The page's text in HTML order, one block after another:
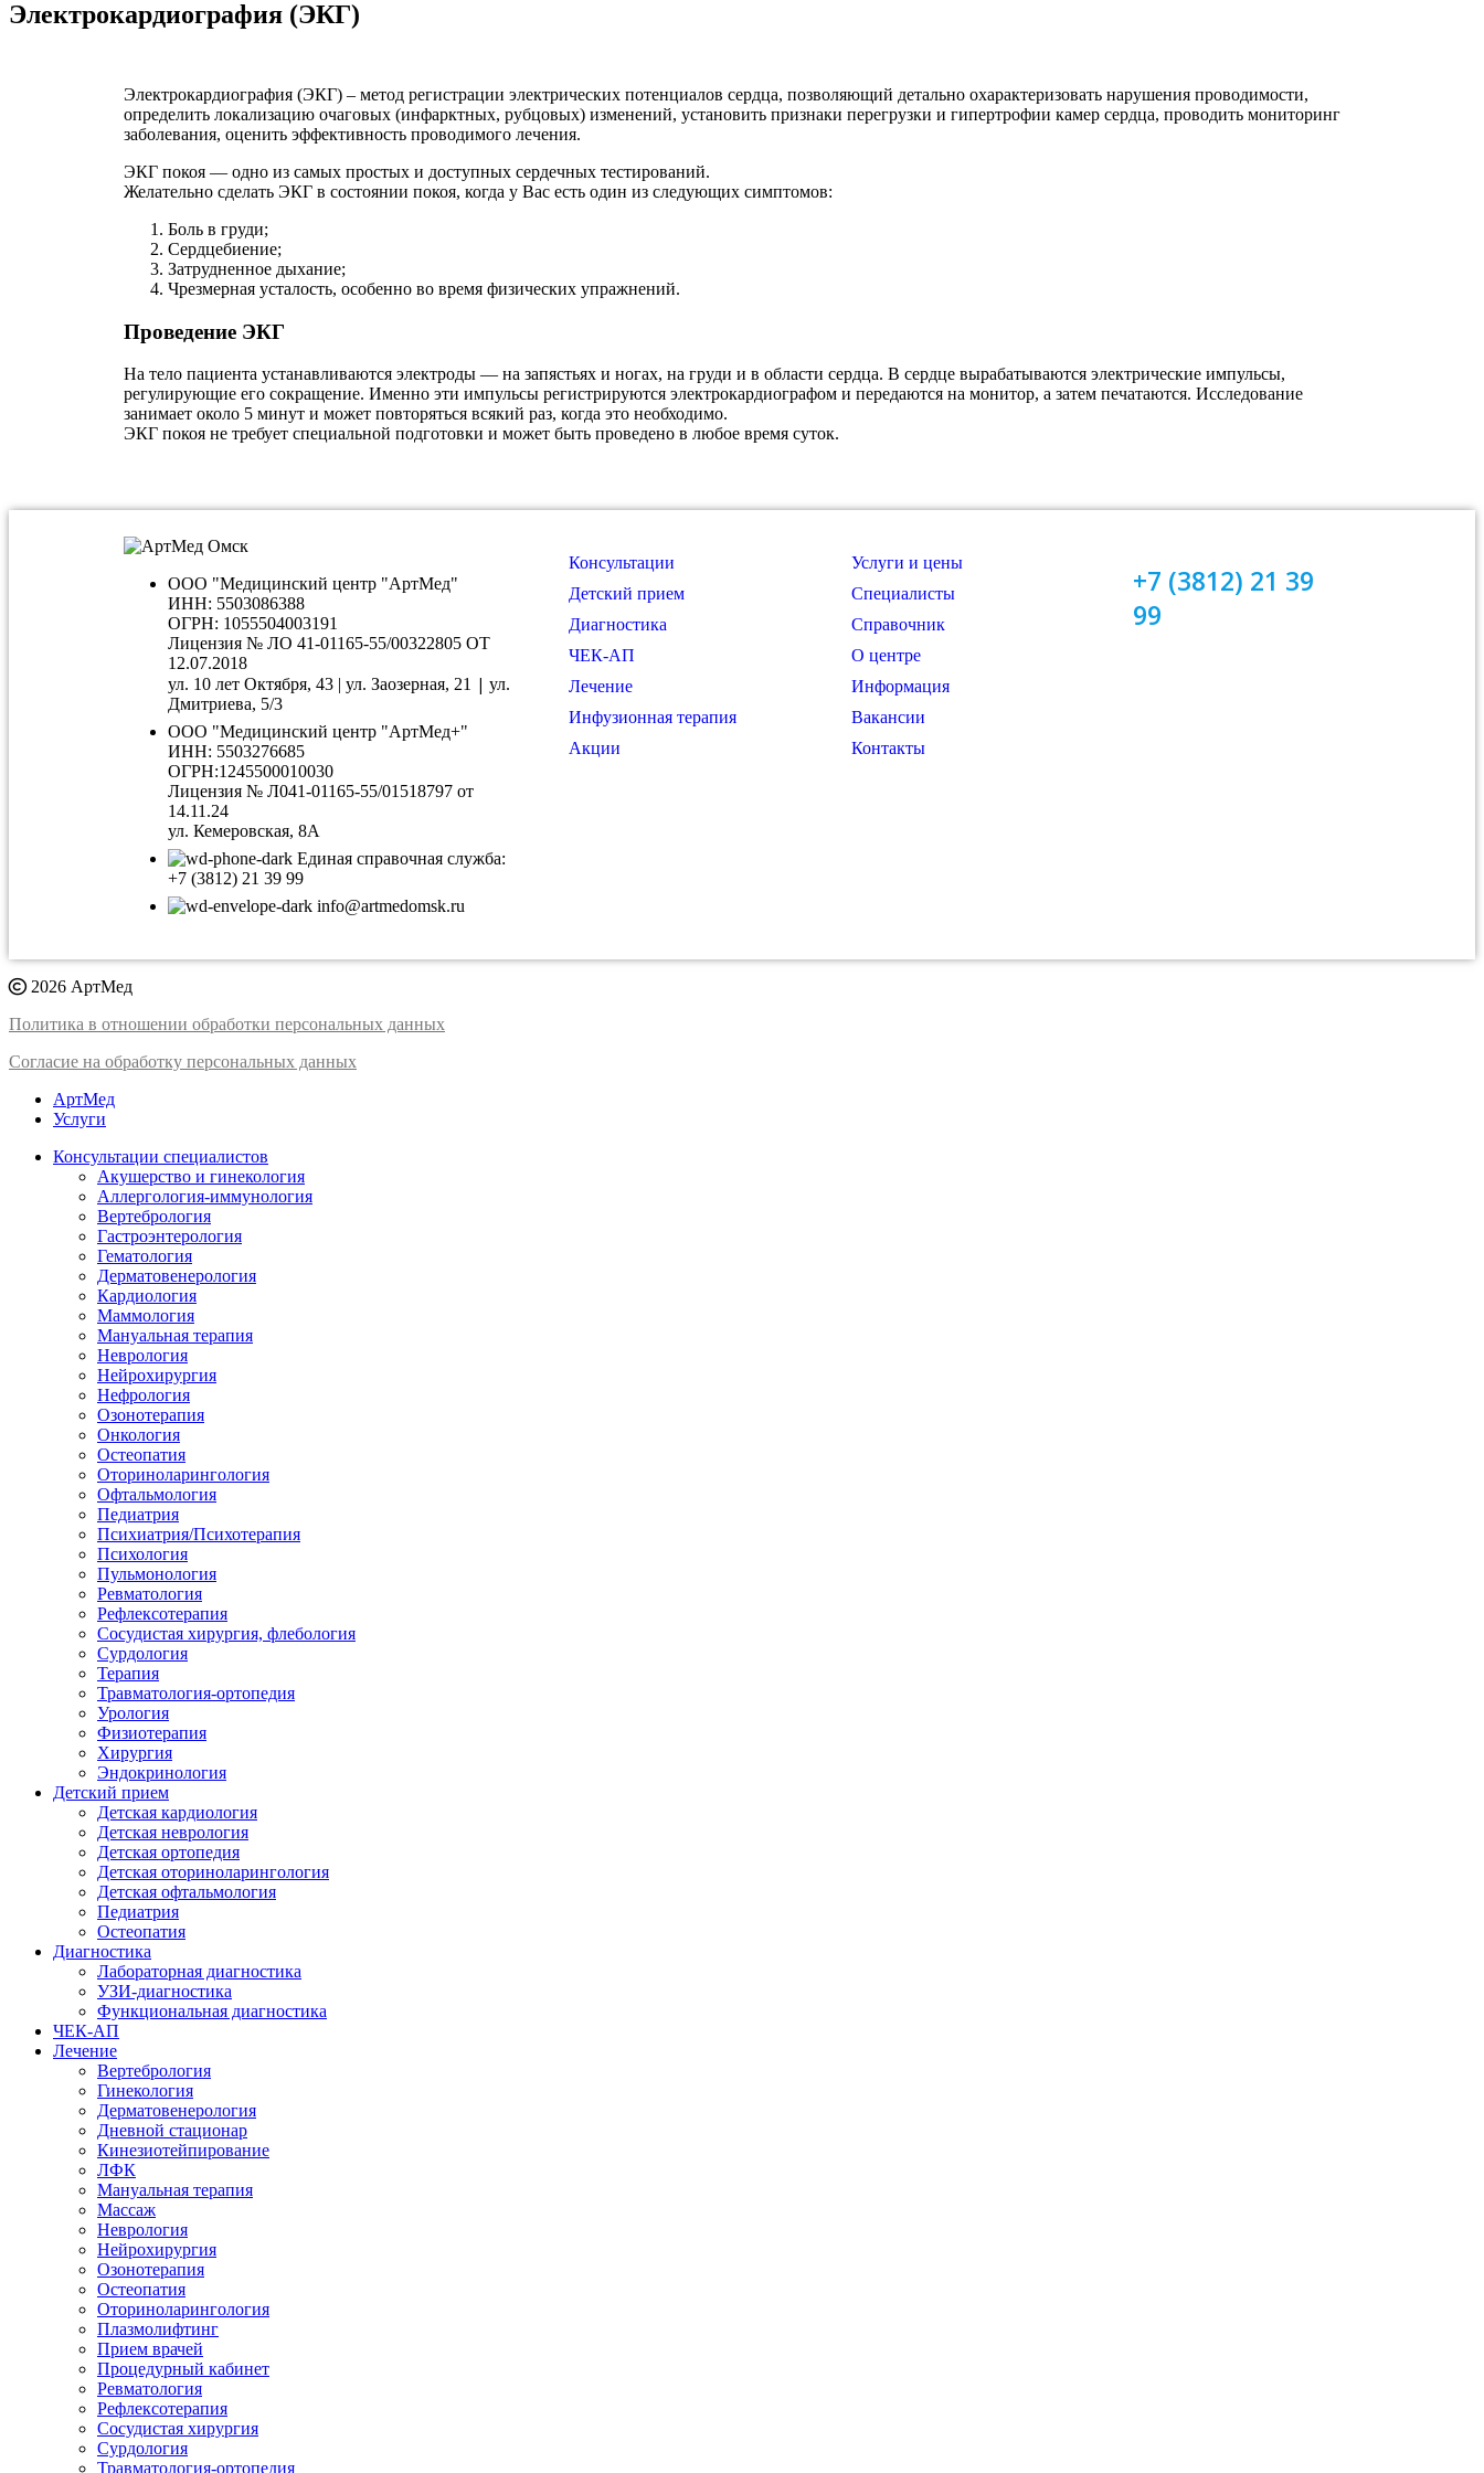
Электрокардиография (ЭКГ)
Электрокардиография (ЭКГ) – метод регистрации электрических потенциалов сердца, позволяющий детально охарактеризовать нарушения проводимости,
определить локализацию очаговых (инфарктных, рубцовых) изменений, установить признаки перегрузки и гипертрофии камер сердца, проводить мониторинг
заболевания, оценить эффективность проводимого лечения.
ЭКГ покоя — одно из самых простых и доступных сердечных тестирований.
Желательно сделать ЭКГ в состоянии покоя, когда у Вас есть один из следующих симптомов:
Боль в груди;
Сердцебиение;
Затрудненное дыхание;
Чрезмерная усталость, особенно во время физических упражнений.
Проведение ЭКГ
На тело пациента устанавливаются электроды — на запястьях и ногах, на груди и в области сердца. В сердце вырабатываются электрические импульсы,
регулирующие его сокращение. Именно эти импульсы регистрируются электрокардиографом и передаются на монитор, а затем печатаются. Исследование
занимает около 5 минут и может повторяться всякий раз, когда это необходимо.
ЭКГ покоя не требует специальной подготовки и может быть проведено в любое время суток.
ООО "Медицинский центр "АртМед"
ИНН: 5503086388
ОГРН: 1055504003191
Лицензия № ЛО 41-01165-55/00322805 ОТ
12.07.2018
ул. 10 лет Октября, 43 | ул. Заозерная, 21 | ул.
Дмитриева, 5/3
ООО "Медицинский центр "АртМед+"
ИНН: 5503276685
ОГРН:1245500010030
Лицензия № Л041-01165-55/01518797 от
14.11.24
ул. Кемеровская, 8А
Единая справочная служба:
+7 (3812) 21 39 99
info@artmedomsk.ru
Консультации
Детский прием
Диагностика
ЧЕК-АП
Лечение
Инфузионная терапия
Акции
Услуги и цены
Специалисты
Справочник
О центре
Информация
Вакансии
Контакты
+7 (3812) 21 39
99
2026 АртМед
Политика в отношении обработки персональных данных
Согласие на обработку персональных данных
АртМед
Услуги
Консультации специалистов
Акушерство и гинекология
Аллергология-иммунология
Вертебрология
Гастроэнтерология
Гематология
Дерматовенерология
Кардиология
Маммология
Мануальная терапия
Неврология
Нейрохирургия
Нефрология
Озонотерапия
Онкология
Остеопатия
Оториноларингология
Офтальмология
Педиатрия
Психиатрия/Психотерапия
Психология
Пульмонология
Ревматология
Рефлексотерапия
Сосудистая хирургия, флебология
Сурдология
Терапия
Травматология-ортопедия
Урология
Физиотерапия
Хирургия
Эндокринология
Детский прием
Детская кардиология
Детская неврология
Детская ортопедия
Детская оториноларингология
Детская офтальмология
Педиатрия
Остеопатия
Диагностика
Лабораторная диагностика
УЗИ-диагностика
Функциональная диагностика
ЧЕК-АП
Лечение
Вертебрология
Гинекология
Дерматовенерология
Дневной стационар
Кинезиотейпирование
ЛФК
Мануальная терапия
Массаж
Неврология
Нейрохирургия
Озонотерапия
Остеопатия
Оториноларингология
Плазмолифтинг
Прием врачей
Процедурный кабинет
Ревматология
Рефлексотерапия
Сосудистая хирургия
Сурдология
Травматология-ортопедия